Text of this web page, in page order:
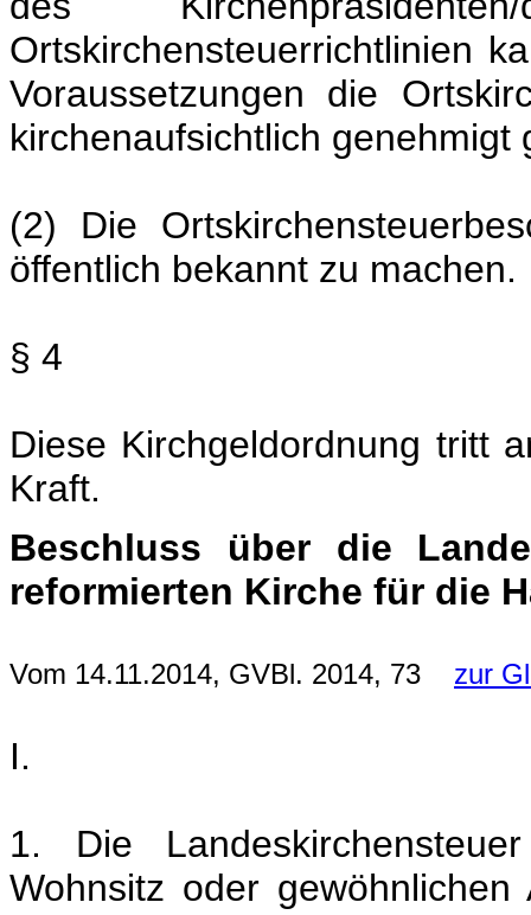
Ortskirchensteuerrichtlinien
Voraussetzungen die
kirchenaufsichtlich genehmigt
(2) Die
öffentlich bekannt zu machen.
§ 4
Diese Kirchgeldordnung tritt
Kraft.
Beschluss über die
reformierten Kirche für die
Vom 14.11.2014, GVBl. 2014, 73 zur
I.
1. Die
Wohnsitz oder